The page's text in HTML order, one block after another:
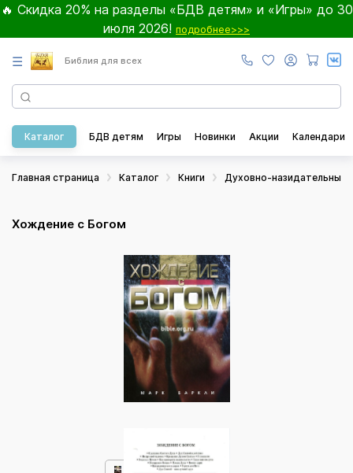
🔥 Скидка 20% на разделы «БДВ детям» и «Игры» до 30
июля 2026! подробнее>>>
☰ Библия для всех
Каталог БДВ детям Игры Новинки Акции Календари
Главная страница Каталог Книги Духовно-назидательные
Хождение с Богом